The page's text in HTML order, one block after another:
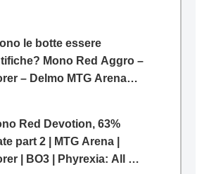
le botte essere
Mono Red Aggro –
– Delmo MTG Arena
Red Devotion, 63%
part 2 | MTG Arena |
| BO3 | Phyrexia: All Will